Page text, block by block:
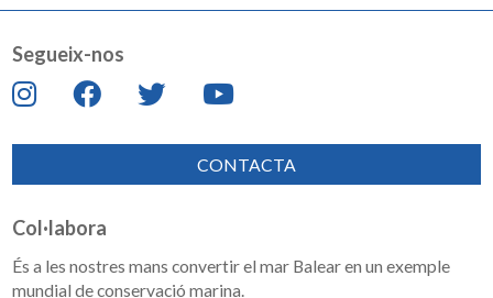
Segueix-nos
CONTACTA
Col·labora
És a les nostres mans convertir el mar Balear en un exemple
mundial de conservació marina.